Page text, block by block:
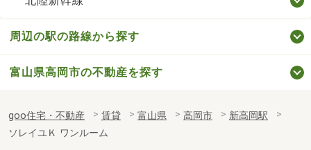
周辺の駅の路線から探す
富山県高岡市の不動産を探す
goo住宅・不動産 賃貸 富山県 高岡市
新高岡駅
ソレイユＫ ワンルーム